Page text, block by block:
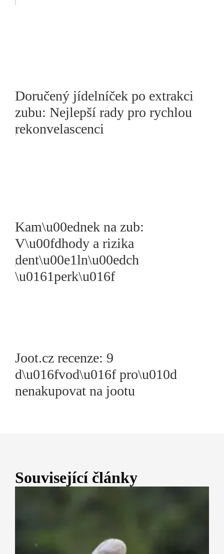
Doručený jídelníček po extrakci
zubu: Nejlepší rady pro rychlou
rekonvelascenci
Kam\u00ednek na zub:
V\u00fdhody a rizika
dent\u00e1ln\u00edch
\u0161perk\u016f
Joot.cz recenze: 9
d\u016fvod\u016f pro\u010d
nenakupovat na jootu
Související články